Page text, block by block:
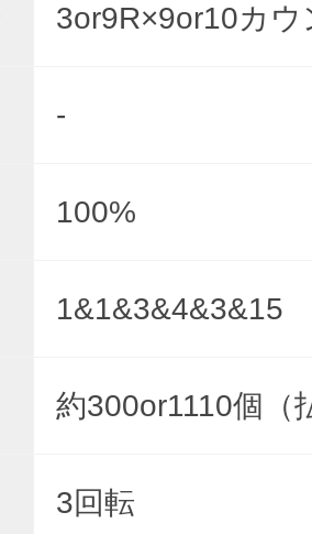
3or9R×9or10カウ
-
100%
1&1&3&4&3&15
約300or1110個（
3回転